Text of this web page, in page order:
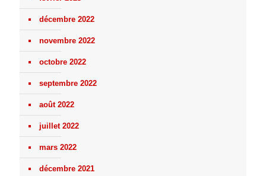
décembre 2022
novembre 2022
octobre 2022
septembre 2022
août 2022
juillet 2022
mars 2022
décembre 2021